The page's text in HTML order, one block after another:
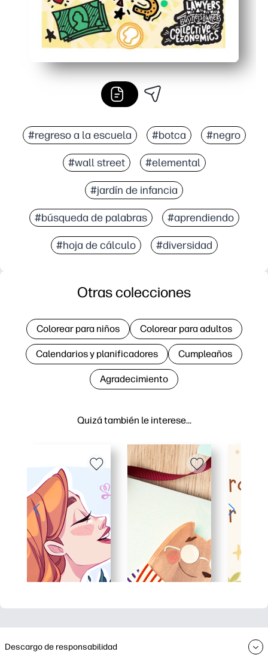
#regreso a la escuela #botca #negro
#wall street #elemental
#jardín de infancia
#búsqueda de palabras #aprendiendo
#hoja de cálculo #diversidad
Quizá también le interese…
Otras colecciones
Colorear para niños Colorear para adultos
Calendarios y planificadores Cumpleaños
Agradecimiento
Descargo de responsabilidad